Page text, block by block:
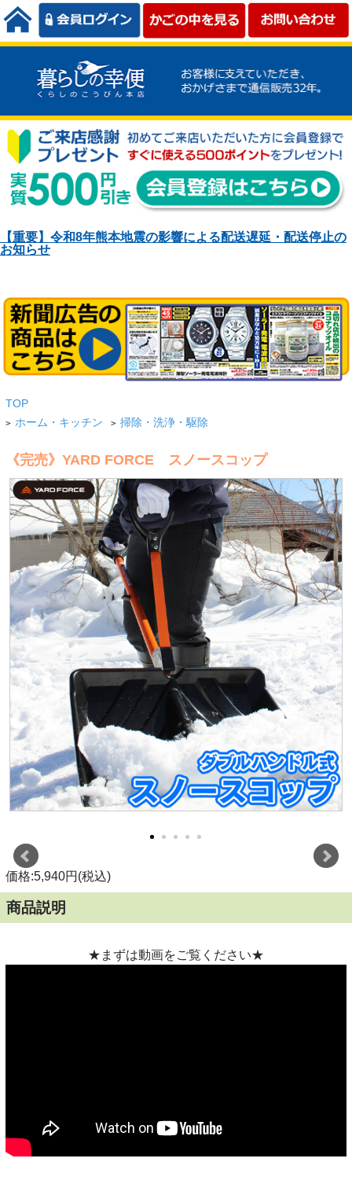
【重要】令和8年熊本地震の影響による配送遅延・配送停止の
お知らせ
TOP
> ホーム・キッチン > 掃除・洗浄・駆除
《完売》YARD FORCE スノースコップ
価格:5,940円(税込)
商品説明
★まずは動画をご覧ください★